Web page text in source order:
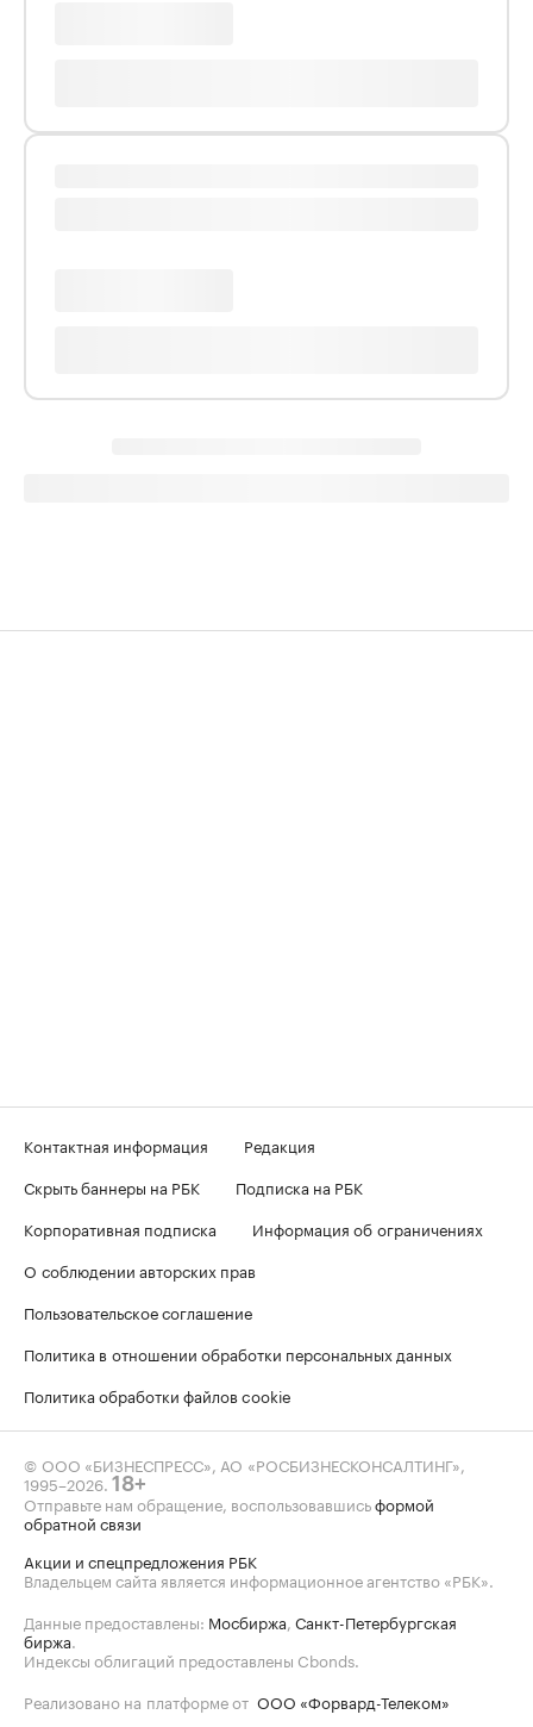
Контактная информация
Редакция
Скрыть баннеры на РБК
Подписка на РБК
Корпоративная подписка
Информация об ограничениях
О соблюдении авторских прав
Пользовательское соглашение
Политика в отношении обработки персональных данных
Политика обработки файлов cookie
© ООО «БИЗНЕСПРЕСС», АО «РОСБИЗНЕСКОНСАЛТИНГ»,
1995–2026. 18+
Отправьте нам обращение, воспользовавшисьформой
обратной связи
Акции и спецпредложения РБК
Владельцем сайта является информационное агентство «РБК».
Данные предоставлены: Мосбиржа, Санкт-Петербургская
биржа.
Индексы облигаций предоставлены Cbonds.
Реализовано на платформе от ООО «Форвард-Телеком»